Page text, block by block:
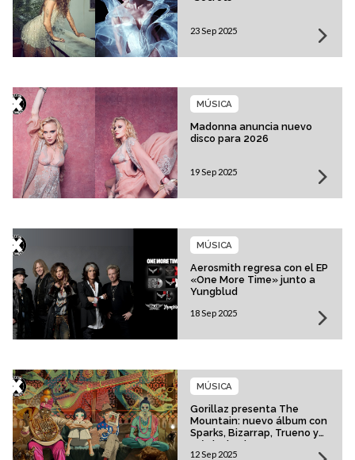
23 Sep 2025
Madonna anuncia nuevo
disco para 2026
MÚSICA
19 Sep 2025
Aerosmith regresa con el EP
«One More Time» junto a
Yungblud
MÚSICA
18 Sep 2025
Gorillaz presenta The
Mountain: nuevo álbum con
Sparks, Bizarrap, Trueno y
más invitados
MÚSICA
12 Sep 2025